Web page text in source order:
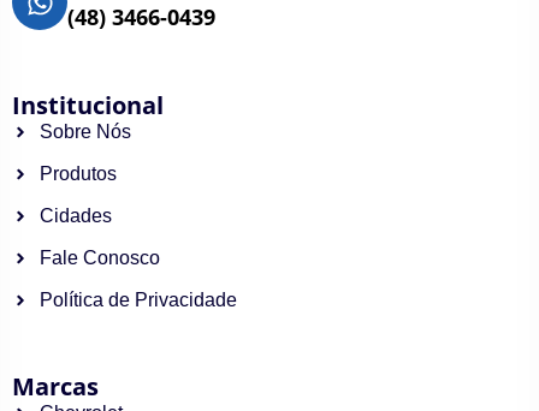
(48) 3466-0439
Institucional
Sobre Nós
Produtos
Cidades
Fale Conosco
Política de Privacidade
Marcas